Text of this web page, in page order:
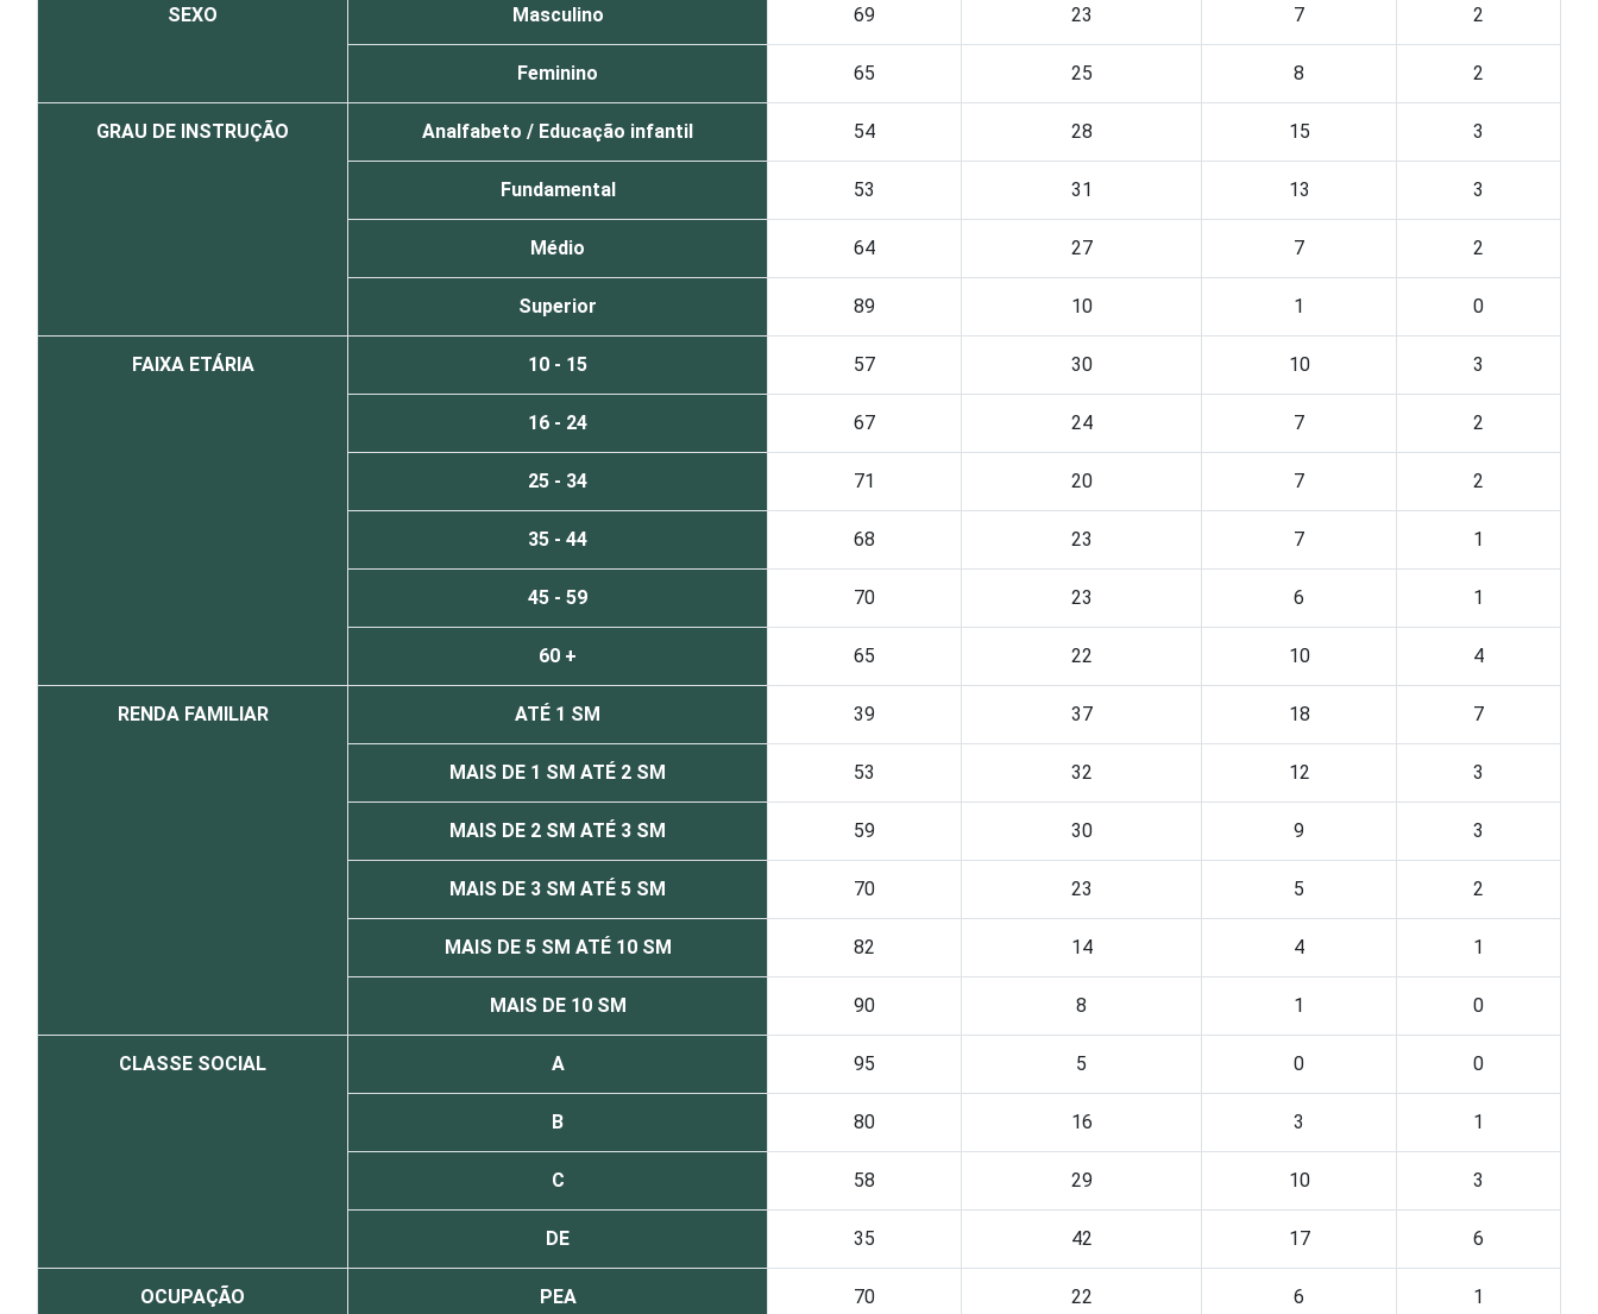
SEXO Masculino 69 23 7 2
Feminino 65 25 8 2
GRAU DE INSTRUÇÃO Analfabeto / Educação infantil 54 28 15 3
Fundamental 53 31 13 3
Médio 64 27 7 2
Superior 89 10 1 0
FAIXA ETÁRIA 10 - 15 57 30 10 3
16 - 24 67 24 7 2
25 - 34 71 20 7 2
35 - 44 68 23 7 1
45 - 59 70 23 6 1
60 + 65 22 10 4
RENDA FAMILIAR ATÉ 1 SM 39 37 18 7
MAIS DE 1 SM ATÉ 2 SM 53 32 12 3
MAIS DE 2 SM ATÉ 3 SM 59 30 9 3
MAIS DE 3 SM ATÉ 5 SM 70 23 5 2
MAIS DE 5 SM ATÉ 10 SM 82 14 4 1
MAIS DE 10 SM 90 8 1 0
CLASSE SOCIAL A 95 5 0 0
B 80 16 3 1
C 58 29 10 3
DE 35 42 17 6
OCUPAÇÃO PEA 70 22 6 1